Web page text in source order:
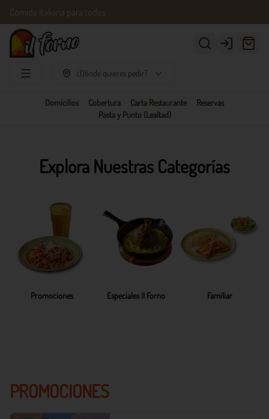
Comida italiana para todos
Login
¿Dónde quieres pedir?
Domicilios Cobertura Carta Restaurante
Reservas
Pasta y Punto (Lealtad)
Explora Nuestras Categorías
Promociones Especiales Il Forno Familiar
PROMOCIONES